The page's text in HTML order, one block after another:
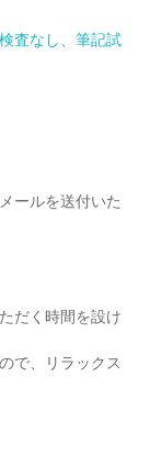
査なし、筆記試
ールを送付いた
だく時間を設け
で、リラックス